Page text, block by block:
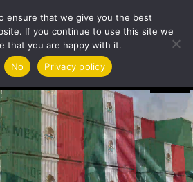
ensure that we give you the best
If you continue to use this site we
that you are happy with it.
No Privacy policy